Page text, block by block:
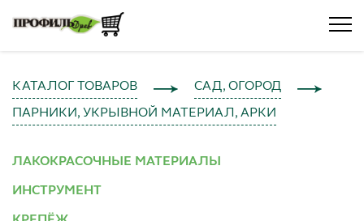
КАТАЛОГ ТОВАРОВ САД, ОГОРОД
ПАРНИКИ, УКРЫВНОЙ МАТЕРИАЛ, АРКИ
ЛАКОКРАСОЧНЫЕ МАТЕРИАЛЫ
ИНСТРУМЕНТ